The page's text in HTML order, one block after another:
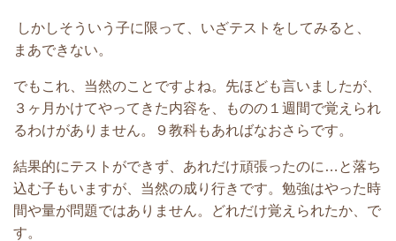
しかしそういう子に限って、いざテストをしてみると、
まあできない。
でもこれ、当然のことですよね。先ほども言いましたが、
３ヶ月かけてやってきた内容を、ものの１週間で覚えられ
るわけがありません。９教科もあればなおさらです。
結果的にテストができず、あれだけ頑張ったのに…と落ち
込む子もいますが、当然の成り行きです。 勉強はやった時
間や量が問題ではありません。どれだけ覚えられたか 、で
す。